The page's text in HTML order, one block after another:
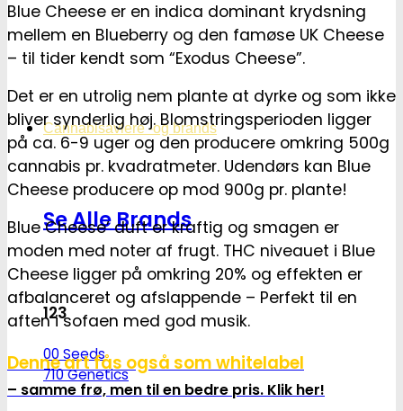
Cannabisavlere -og brands
Se Alle Brands
123
00 Seeds
710 Genetics
Blue Cheese er en indica dominant krydsning
mellem en Blueberry og den famøse UK Cheese
– til tider kendt som “Exodus Cheese”.
Det er en utrolig nem plante at dyrke og som ikke
bliver synderlig høj. Blomstringsperioden ligger
på ca. 6-9 uger og den producere omkring 500g
cannabis pr. kvadratmeter. Udendørs kan Blue
Cheese producere op mod 900g pr. plante!
Blue Cheese’ duft er kraftig og smagen er
moden med noter af frugt. THC niveauet i Blue
Cheese ligger på omkring 20% og effekten er
afbalanceret og afslappende – Perfekt til en
aften i sofaen med god musik.
Denne art fås også som whitelabel
– samme frø, men til en bedre pris. Klik her!